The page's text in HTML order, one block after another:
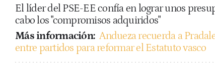
El líder del PSE-EE confía en lograr unos
cabo los "compromisos adquiridos"
Más información: Andueza recuerda a
entre partidos para reformar el Estatuto vasco